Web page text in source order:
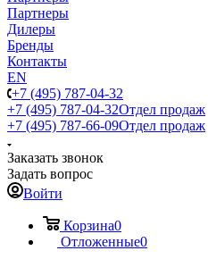
Партнеры
Дилеры
Бренды
Контакты
EN
+7 (495) 787-04-32
+7 (495) 787-04-32Отдел продаж
+7 (495) 787-66-09Отдел продаж
Заказать звонок
Задать вопрос
Войти
Корзина0
Отложенные0